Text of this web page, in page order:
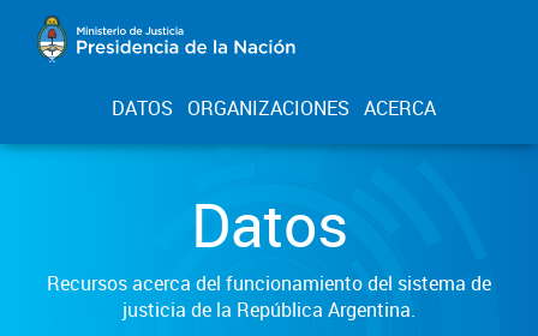
DATOS ORGANIZACIONES ACERCA
Datos
Recursos acerca del funcionamiento del sistema de
justicia de la República Argentina.